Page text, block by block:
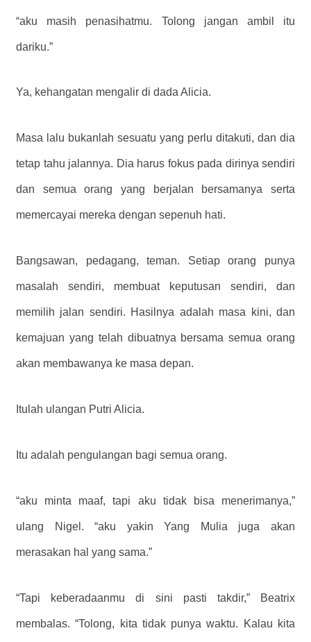
“aku masih penasihatmu. Tolong jangan ambil itu
dariku.”
Ya, kehangatan mengalir di dada Alicia.
Masa lalu bukanlah sesuatu yang perlu ditakuti, dan dia
tetap tahu jalannya. Dia harus fokus pada dirinya sendiri
dan semua orang yang berjalan bersamanya serta
memercayai mereka dengan sepenuh hati.
Bangsawan, pedagang, teman. Setiap orang punya
masalah sendiri, membuat keputusan sendiri, dan
memilih jalan sendiri. Hasilnya adalah masa kini, dan
kemajuan yang telah dibuatnya bersama semua orang
akan membawanya ke masa depan.
Itulah ulangan Putri Alicia.
Itu adalah pengulangan bagi semua orang.
“aku minta maaf, tapi aku tidak bisa menerimanya,”
ulang Nigel. “aku yakin Yang Mulia juga akan
merasakan hal yang sama.”
“Tapi keberadaanmu di sini pasti takdir,” Beatrix
membalas. “Tolong, kita tidak punya waktu. Kalau kita